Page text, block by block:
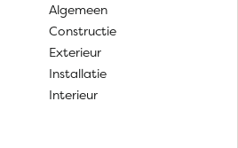
Algemeen
Constructie
Exterieur
Installatie
Interieur